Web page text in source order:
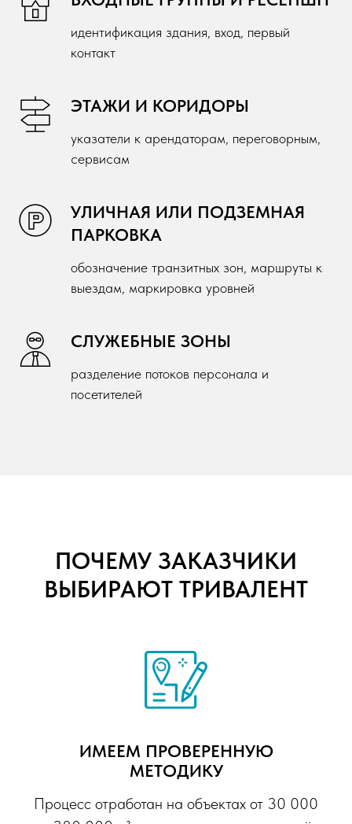
идентификация здания, вход, первый
контакт
ЭТАЖИ И КОРИДОРЫ
указатели к арендаторам, переговорным,
сервисам
УЛИЧНАЯ ИЛИ ПОДЗЕМНАЯ
ПАРКОВКА
обозначение транзитных зон, маршруты к
выездам, маркировка уровней
СЛУЖЕБНЫЕ ЗОНЫ
разделение потоков персонала и
посетителей
ПОЧЕМУ ЗАКАЗЧИКИ
ВЫБИРАЮТ ТРИВАЛЕНТ
ИМЕЕМ ПРОВЕРЕННУЮ
МЕТОДИКУ
Процесс отработан на объектах от 30 000